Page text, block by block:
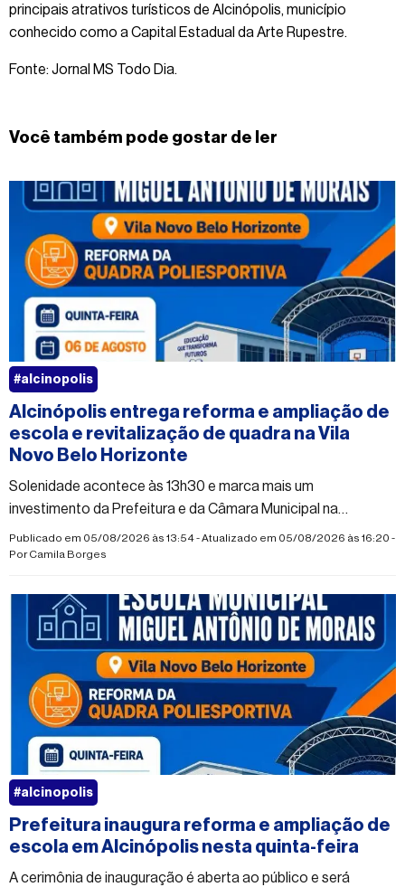
principais atrativos turísticos de Alcinópolis, município
conhecido como a Capital Estadual da Arte Rupestre.
Fonte: Jornal MS Todo Dia.
Você também pode gostar de ler
Alcinópolis entrega reforma e ampliação de
escola e revitalização de quadra na Vila
Novo Belo Horizonte
Solenidade acontece às 13h30 e marca mais um
investimento da Prefeitura e da Câmara Municipal na
infraestrutura da educação do município
Publicado em 05/08/2026 às 13:54 - Atualizado em 05/08/2026 às 16:20 -
PorCamila Borges
#alcinopolis
Prefeitura inaugura reforma e ampliação de
escola em Alcinópolis nesta quinta-feira
A cerimônia de inauguração é aberta ao público e será
#alcinopolis